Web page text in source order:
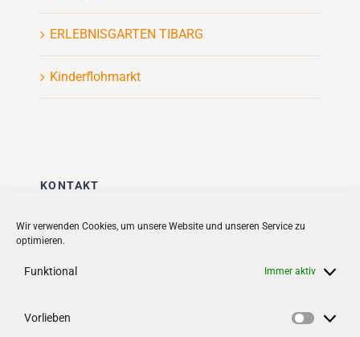
Wir verwenden Cookies, um unsere Website und unseren Service zu
optimieren.
Funktional Immer aktiv
Vorlieben
ERLEBNISGARTEN TIBARG
Kinderflohmarkt
KONTAKT
Stadt + Handel City- und
Quartiersmanagement